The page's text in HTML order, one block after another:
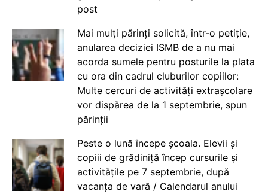
post
Mai mulți părinți solicită, într-o petiție,
anularea deciziei ISMB de a nu mai
acorda sumele pentru posturile la plata
cu ora din cadrul cluburilor copiilor:
Multe cercuri de activități extrașcolare
vor dispărea de la 1 septembrie, spun
părinții
Peste o lună începe școala. Elevii și
copiii de grădiniță încep cursurile și
activitățile pe 7 septembrie, după
vacanța de vară / Calendarul anului